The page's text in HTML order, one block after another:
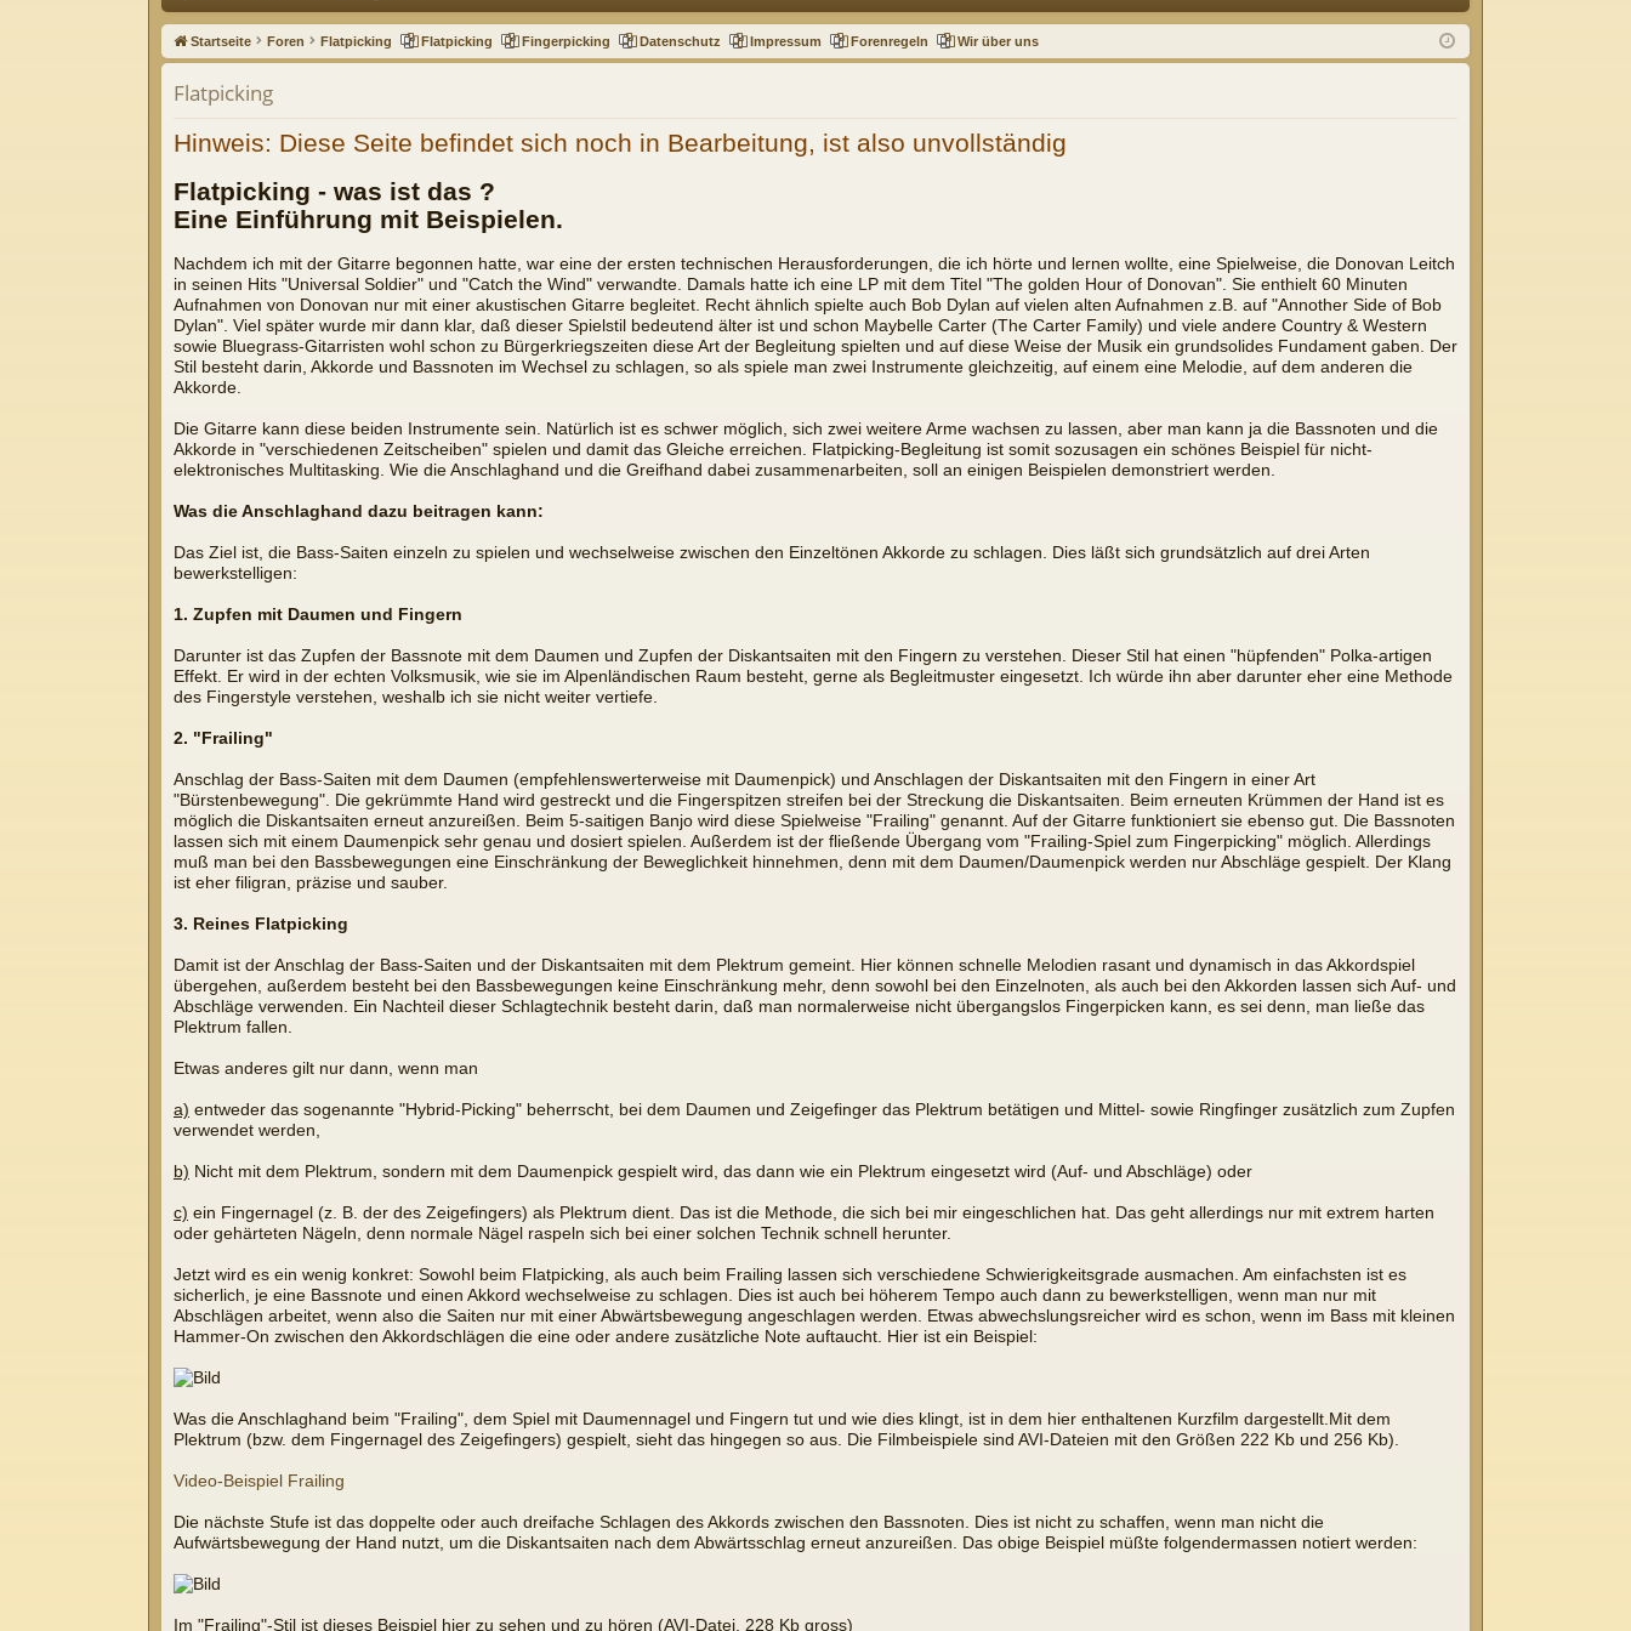
ne
llz
ug
riff
Q m
el
ist
rie
Startseite Foren Flatpicking Flatpicking Fingerpicking Datenschutz Impressum Forenregeln Wir über uns
Flatpicking
Hinweis: Diese Seite befindet sich noch in Bearbeitung, ist also unvollständig
Flatpicking - was ist das ?
Eine Einführung mit Beispielen.
Nachdem ich mit der Gitarre begonnen hatte, war eine der ersten technischen Herausforderungen, die ich hörte und lernen wollte, eine Spielweise, die Donovan Leitch
in seinen Hits "Universal Soldier" und "Catch the Wind" verwandte. Damals hatte ich eine LP mit dem Titel "The golden Hour of Donovan". Sie enthielt 60 Minuten
Aufnahmen von Donovan nur mit einer akustischen Gitarre begleitet. Recht ähnlich spielte auch Bob Dylan auf vielen alten Aufnahmen z.B. auf "Annother Side of Bob
Dylan". Viel später wurde mir dann klar, daß dieser Spielstil bedeutend älter ist und schon Maybelle Carter (The Carter Family) und viele andere Country & Western
sowie Bluegrass-Gitarristen wohl schon zu Bürgerkriegszeiten diese Art der Begleitung spielten und auf diese Weise der Musik ein grundsolides Fundament gaben. Der
Stil besteht darin, Akkorde und Bassnoten im Wechsel zu schlagen, so als spiele man zwei Instrumente gleichzeitig, auf einem eine Melodie, auf dem anderen die
Akkorde.
Die Gitarre kann diese beiden Instrumente sein. Natürlich ist es schwer möglich, sich zwei weitere Arme wachsen zu lassen, aber man kann ja die Bassnoten und die
Akkorde in "verschiedenen Zeitscheiben" spielen und damit das Gleiche erreichen. Flatpicking-Begleitung ist somit sozusagen ein schönes Beispiel für nicht-
elektronisches Multitasking. Wie die Anschlaghand und die Greifhand dabei zusammenarbeiten, soll an einigen Beispielen demonstriert werden.
Was die Anschlaghand dazu beitragen kann:
Das Ziel ist, die Bass-Saiten einzeln zu spielen und wechselweise zwischen den Einzeltönen Akkorde zu schlagen. Dies läßt sich grundsätzlich auf drei Arten
bewerkstelligen:
1. Zupfen mit Daumen und Fingern
Darunter ist das Zupfen der Bassnote mit dem Daumen und Zupfen der Diskantsaiten mit den Fingern zu verstehen. Dieser Stil hat einen "hüpfenden" Polka-artigen
Effekt. Er wird in der echten Volksmusik, wie sie im Alpenländischen Raum besteht, gerne als Begleitmuster eingesetzt. Ich würde ihn aber darunter eher eine Methode
des Fingerstyle verstehen, weshalb ich sie nicht weiter vertiefe.
2. "Frailing"
Anschlag der Bass-Saiten mit dem Daumen (empfehlenswerterweise mit Daumenpick) und Anschlagen der Diskantsaiten mit den Fingern in einer Art
"Bürstenbewegung". Die gekrümmte Hand wird gestreckt und die Fingerspitzen streifen bei der Streckung die Diskantsaiten. Beim erneuten Krümmen der Hand ist es
möglich die Diskantsaiten erneut anzureißen. Beim 5-saitigen Banjo wird diese Spielweise "Frailing" genannt. Auf der Gitarre funktioniert sie ebenso gut. Die Bassnoten
lassen sich mit einem Daumenpick sehr genau und dosiert spielen. Außerdem ist der fließende Übergang vom "Frailing-Spiel zum Fingerpicking" möglich. Allerdings
muß man bei den Bassbewegungen eine Einschränkung der Beweglichkeit hinnehmen, denn mit dem Daumen/Daumenpick werden nur Abschläge gespielt. Der Klang
ist eher filigran, präzise und sauber.
3. Reines Flatpicking
Damit ist der Anschlag der Bass-Saiten und der Diskantsaiten mit dem Plektrum gemeint. Hier können schnelle Melodien rasant und dynamisch in das Akkordspiel
übergehen, außerdem besteht bei den Bassbewegungen keine Einschränkung mehr, denn sowohl bei den Einzelnoten, als auch bei den Akkorden lassen sich Auf- und
Abschläge verwenden. Ein Nachteil dieser Schlagtechnik besteht darin, daß man normalerweise nicht übergangslos Fingerpicken kann, es sei denn, man ließe das
Plektrum fallen.
Etwas anderes gilt nur dann, wenn man
a) entweder das sogenannte "Hybrid-Picking" beherrscht, bei dem Daumen und Zeigefinger das Plektrum betätigen und Mittel- sowie Ringfinger zusätzlich zum Zupfen
verwendet werden,
b) Nicht mit dem Plektrum, sondern mit dem Daumenpick gespielt wird, das dann wie ein Plektrum eingesetzt wird (Auf- und Abschläge) oder
c) ein Fingernagel (z. B. der des Zeigefingers) als Plektrum dient. Das ist die Methode, die sich bei mir eingeschlichen hat. Das geht allerdings nur mit extrem harten
oder gehärteten Nägeln, denn normale Nägel raspeln sich bei einer solchen Technik schnell herunter.
Jetzt wird es ein wenig konkret: Sowohl beim Flatpicking, als auch beim Frailing lassen sich verschiedene Schwierigkeitsgrade ausmachen. Am einfachsten ist es
sicherlich, je eine Bassnote und einen Akkord wechselweise zu schlagen. Dies ist auch bei höherem Tempo auch dann zu bewerkstelligen, wenn man nur mit
Abschlägen arbeitet, wenn also die Saiten nur mit einer Abwärtsbewegung angeschlagen werden. Etwas abwechslungsreicher wird es schon, wenn im Bass mit kleinen
Hammer-On zwischen den Akkordschlägen die eine oder andere zusätzliche Note auftaucht. Hier ist ein Beispiel:
Was die Anschlaghand beim "Frailing", dem Spiel mit Daumennagel und Fingern tut und wie dies klingt, ist in dem hier enthaltenen Kurzfilm dargestellt.Mit dem
Plektrum (bzw. dem Fingernagel des Zeigefingers) gespielt, sieht das hingegen so aus. Die Filmbeispiele sind AVI-Dateien mit den Größen 222 Kb und 256 Kb).
Video-Beispiel Frailing
Die nächste Stufe ist das doppelte oder auch dreifache Schlagen des Akkords zwischen den Bassnoten. Dies ist nicht zu schaffen, wenn man nicht die
Aufwärtsbewegung der Hand nutzt, um die Diskantsaiten nach dem Abwärtsschlag erneut anzureißen. Das obige Beispiel müßte folgendermassen notiert werden:
Im "Frailing"-Stil ist dieses Beispiel hier zu sehen und zu hören (AVI-Datei, 228 Kb gross)